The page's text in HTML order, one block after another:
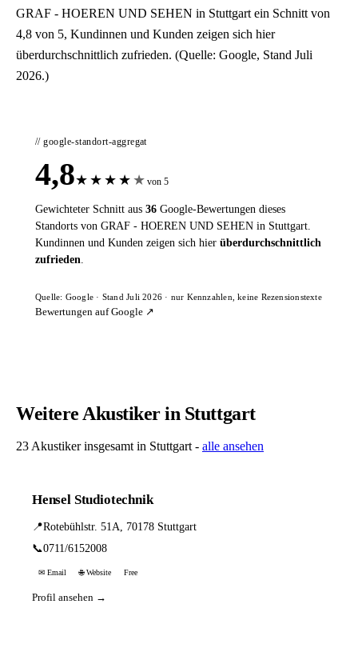
GRAF - HOEREN UND SEHEN in Stuttgart ein Schnitt von
4,8 von 5, Kundinnen und Kunden zeigen sich hier
überdurchschnittlich zufrieden. (Quelle: Google, Stand Juli
2026.)
// google-standort-aggregat
4,8★ ★ ★ ★ ★ von 5
Gewichteter Schnitt aus 36 Google-Bewertungen dieses
Standorts von GRAF - HOEREN UND SEHEN in Stuttgart.
Kundinnen und Kunden zeigen sich hier überdurchschnittlich
zufrieden.
Quelle: Google · Stand Juli 2026 · nur Kennzahlen, keine Rezensionstexte
Bewertungen auf Google ↗
Weitere Akustiker in Stuttgart
23 Akustiker insgesamt in Stuttgart - alle ansehen
Hensel Studiotechnik
📍Rotebühlstr. 51A, 70178 Stuttgart
📞0711/6152008
✉ Email 🌐 Website Free
Profil ansehen →